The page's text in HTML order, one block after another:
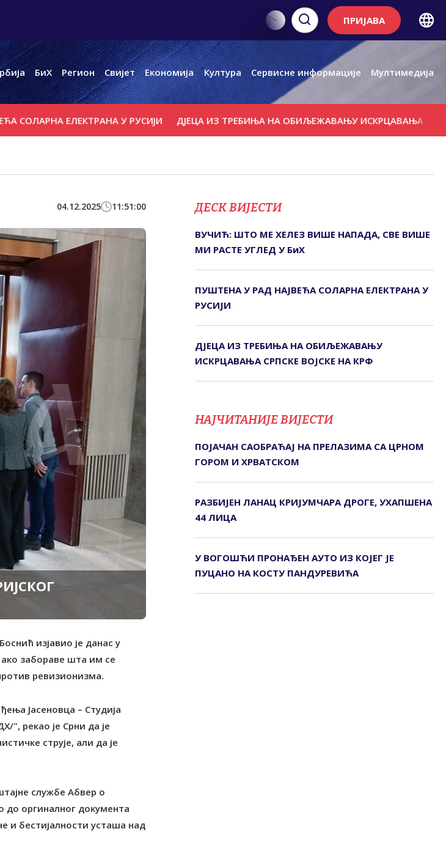
ПРИЈАВА
БиХ Регион Свијет Економија Култура Сервисне информације Мултимедија
ЕЛЕКТРАНА У РУСИЈИ ДЈЕЦА ИЗ ТРЕБИЊА НА ОБИЉЕЖАВАЊУ ИСКРЦАВАЊА СРПСКЕ
04.12.2025 11:51:00
изјавио је данас у
ако забораве шта им се
ревизионизма.
Јасеновца – Студија
", рекао је Срни да је
струје, али да је
службе Абвер о
до оргиналног документа
и бестијалности усташа над
ДЕСК ВИЈЕСТИ
ВУЧИЋ: ШТО МЕ ХЕЛЕЗ ВИШЕ НАПАДА, СВЕ ВИШЕ
МИ РАСТЕ УГЛЕД У БиХ
ПУШТЕНА У РАД НАЈВЕЋА СОЛАРНА ЕЛЕКТРАНА У
РУСИЈИ
ДЈЕЦА ИЗ ТРЕБИЊА НА ОБИЉЕЖАВАЊУ
ИСКРЦАВАЊА СРПСКЕ ВОЈСКЕ НА КРФ
НАЈЧИТАНИЈЕ ВИЈЕСТИ
ПОЈАЧАН САОБРАЋАЈ НА ПРЕЛАЗИМА СА ЦРНОМ
ГОРОМ И ХРВАТСКОМ
РАЗБИЈЕН ЛАНАЦ КРИЈУМЧАРА ДРОГЕ, УХАПШЕНА
44 ЛИЦА
У ВОГОШЋИ ПРОНАЂЕН АУТО ИЗ КОЈЕГ ЈЕ
ПУЦАНО НА КОСТУ ПАНДУРЕВИЋА